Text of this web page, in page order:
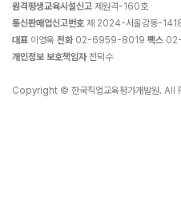
원격평생교육시설신고 제원격-160호
통신판매업신고번호 제 2024-서울강동-
대표 이영욱 전화02-6959-8019 팩스
개인정보 보호책임자전덕수
Copyright © 한국직업교육평가개발원.